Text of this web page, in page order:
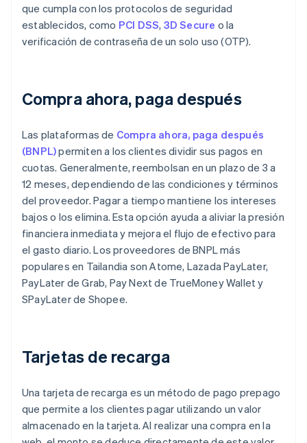
que cumpla con los protocolos de seguridad
establecidos, como PCI DSS, 3D Secure o la
verificación de contraseña de un solo uso (OTP).
Compra ahora, paga después
Las plataformas de Compra ahora, paga después
(BNPL)permiten a los clientes dividir sus pagos en
cuotas. Generalmente, reembolsan en un plazo de 3 a
12 meses, dependiendo de las condiciones y términos
del proveedor. Pagar a tiempo mantiene los intereses
bajos o los elimina. Esta opción ayuda a aliviar la presión
financiera inmediata y mejora el flujo de efectivo para
el gasto diario. Los proveedores de BNPL más
populares en Tailandia son Atome, Lazada PayLater,
PayLater de Grab, Pay Next de TrueMoney Wallet y
SPayLater de Shopee.
Tarjetas de recarga
Una tarjeta de recarga es un método de pago prepago
que permite a los clientes pagar utilizando un valor
almacenado en la tarjeta. Al realizar una compra en la